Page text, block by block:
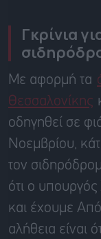
Γκρίνια
Με αφορμή τα
Θεσσαλονίκης
οδηγηθεί σε
Νοεμβρίου,
τον
ότι ο
και έχουμε
αλήθεια είναι